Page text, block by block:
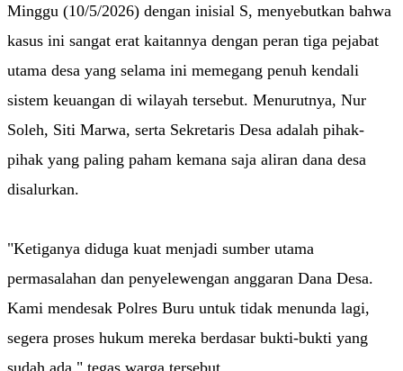
Minggu (10/5/2026) dengan inisial S, menyebutkan bahwa
kasus ini sangat erat kaitannya dengan peran tiga pejabat
utama desa yang selama ini memegang penuh kendali
sistem keuangan di wilayah tersebut. Menurutnya, Nur
Soleh, Siti Marwa, serta Sekretaris Desa adalah pihak-
pihak yang paling paham kemana saja aliran dana desa
disalurkan.
"Ketiganya diduga kuat menjadi sumber utama
permasalahan dan penyelewengan anggaran Dana Desa.
Kami mendesak Polres Buru untuk tidak menunda lagi,
segera proses hukum mereka berdasar bukti-bukti yang
sudah ada," tegas warga tersebut.